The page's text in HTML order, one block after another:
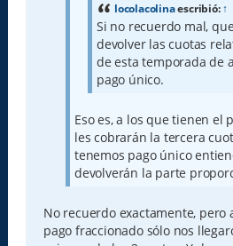
locolacolinaescribió:↑
Si no recuerdo mal,
devolver las cuotas
de esta temporada de
pago único.
Eso es, a los que tienen el
les cobrarán la tercera
tenemos pago único
devolverán la parte
No recuerdo exactamente, pero
pago fraccionado sólo nos